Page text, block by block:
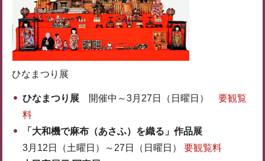
ひなまつり展
ひなまつり展 開催中～3月27日（日曜日） 要観覧
料
「大和機で麻布（あさふ）を織る」作品展
3月12日（土曜日）～27日（日曜日） 要観覧料